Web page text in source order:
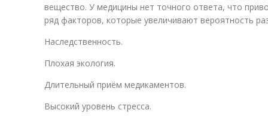
вещество. У медицины нет точного ответа, что
ряд факторов, которые увеличивают вероятность
Наследственность.
Плохая экология.
Длительный приём медикаментов.
Высокий уровень стресса.